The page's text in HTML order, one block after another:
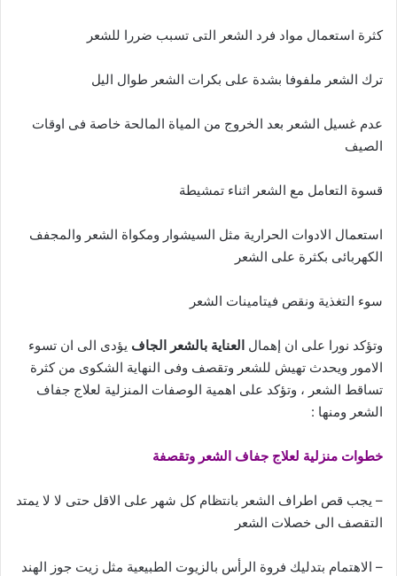
كثرة استعمال مواد فرد الشعر التى تسبب ضررا للشعر
ترك الشعر ملفوفا بشدة على بكرات الشعر طوال اليل
عدم غسيل الشعر بعد الخروج من المياة المالحة خاصة فى اوقات
الصيف
قسوة التعامل مع الشعر اثناء تمشيطة
استعمال الادوات الحرارية مثل السيشوار ومكواة الشعر والمجفف
الكهربائى بكثرة على الشعر
سوء التغذية ونقص فيتامينات الشعر
وتؤكد نورا على ان إهمال العناية بالشعر الجاف يؤدى الى ان تسوء
الامور ويحدث تهيش للشعر وتقصف وفى النهاية الشكوى من كثرة
تساقط الشعر ، وتؤكد على اهمية الوصفات المنزلية لعلاج جفاف
الشعر ومنها :
خطوات منزلية لعلاج جفاف الشعر وتقصفة
– يجب قص اطراف الشعر بانتظام كل شهر على الاقل حتى لا لا يمتد
التقصف الى خصلات الشعر
– الاهتمام بتدليك فروة الرأس بالزيوت الطبيعية مثل زيت جوز الهند